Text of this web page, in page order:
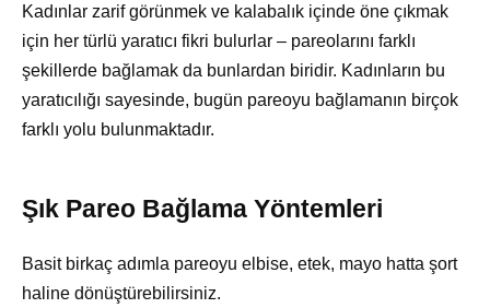
Kadınlar zarif görünmek ve kalabalık içinde öne çıkmak
için her türlü yaratıcı fikri bulurlar – pareolarını farklı
şekillerde bağlamak da bunlardan biridir. Kadınların bu
yaratıcılığı sayesinde, bugün pareoyu bağlamanın birçok
farklı yolu bulunmaktadır.
Şık Pareo Bağlama Yöntemleri
Basit birkaç adımla pareoyu elbise, etek, mayo hatta şort
haline dönüştürebilirsiniz.